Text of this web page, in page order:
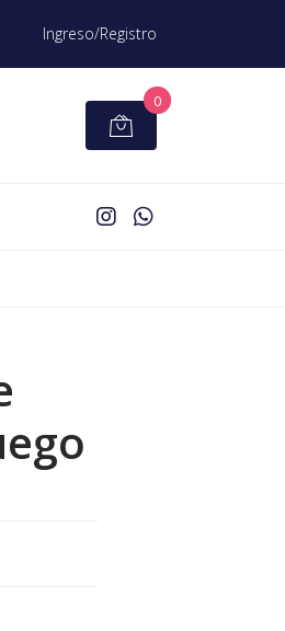
Ingreso/Registro
0